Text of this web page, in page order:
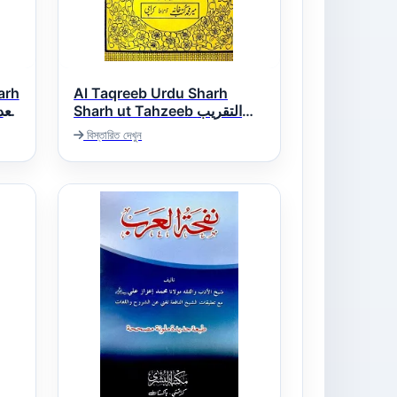
Al Taqreeb Urdu Sharh
Sharh ut Tahzeeb التقریب
اردو شرح شرح تھذیب
বিস্তারিত দেখুন